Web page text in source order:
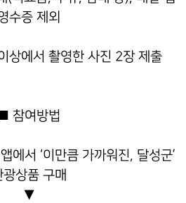
수증 제외
상에서 촬영한 사진 2장 제출
참여방법
에서 ‘이만큼 가까워진, 달성군’
광상품 구매
▼